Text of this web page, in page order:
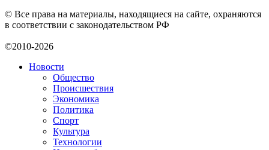
© Все права на материалы, находящиеся на сайте, охраняются
в соответствии с законодательством РФ
©2010-2026
Новости
Общество
Происшествия
Экономика
Политика
Спорт
Культура
Технологии